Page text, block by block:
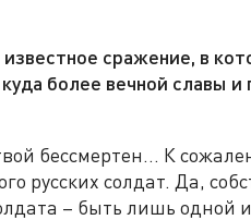
сражение, в
более вечной славы и
бессмертен… К
русских солдат. Да,
– быть лишь одной